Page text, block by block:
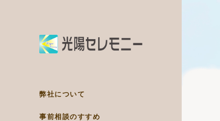
弊社について
事前相談のすすめ